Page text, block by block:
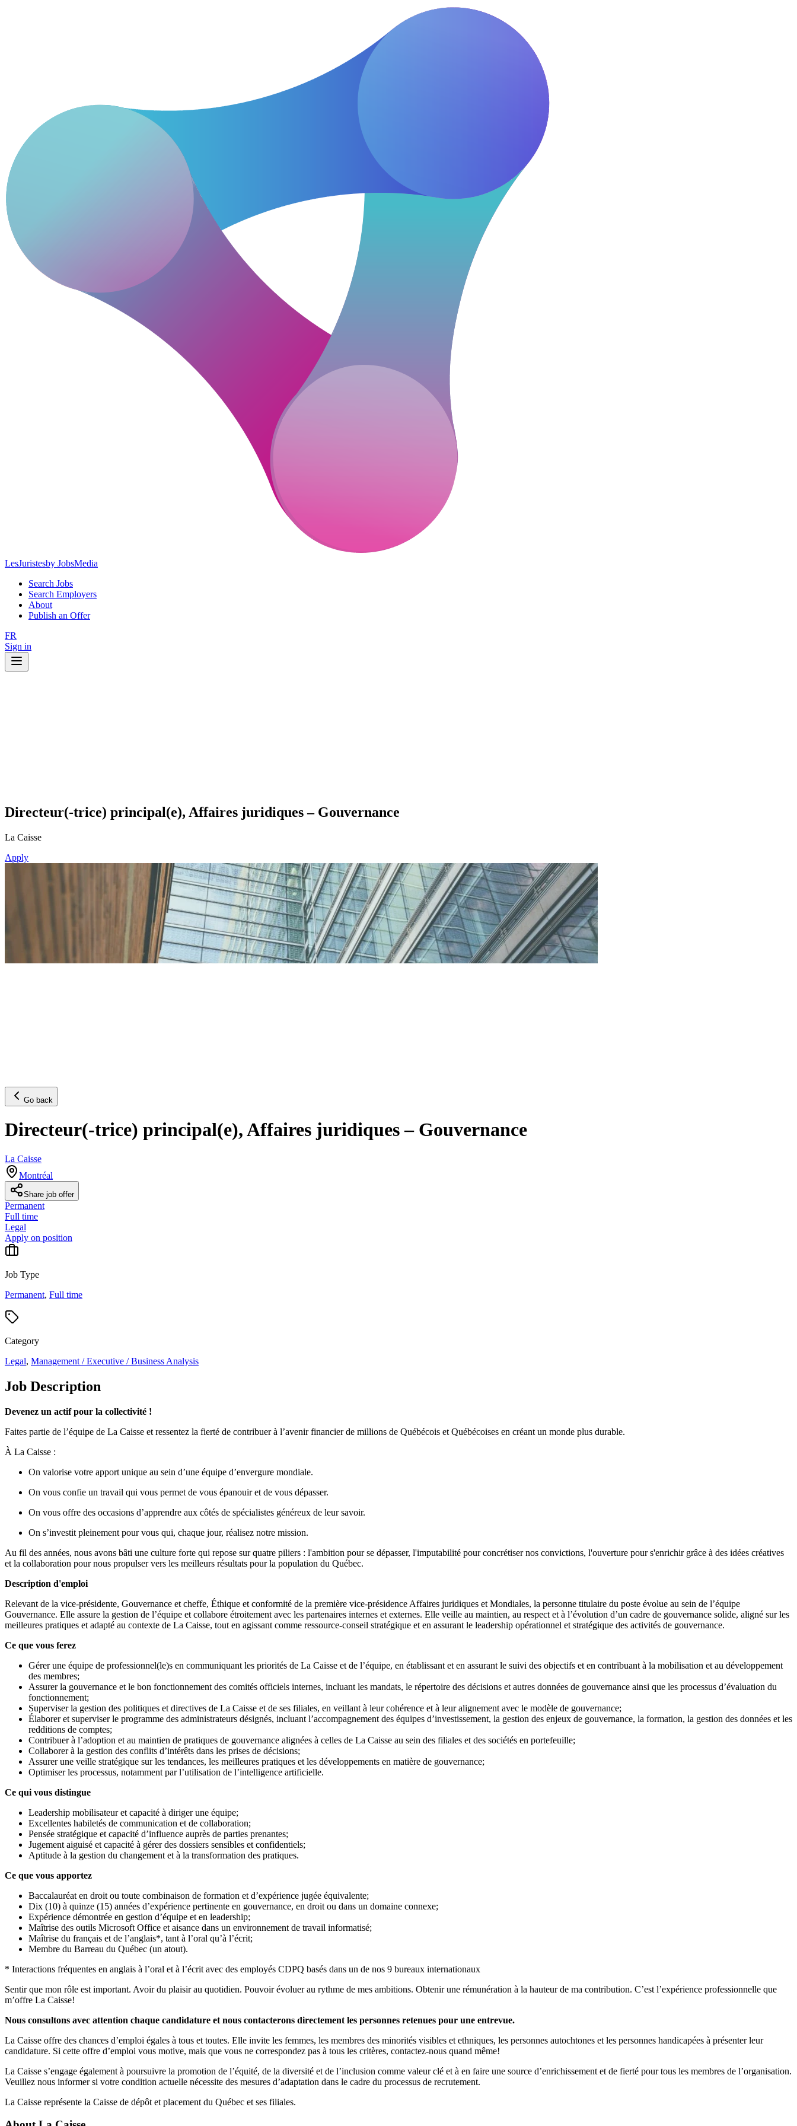
LesJuristesby JobsMedia
Search Jobs
Search Employers
About
Publish an Offer
FR
Sign in
Directeur(-trice) principal(e), Affaires juridiques – Gouvernance
La Caisse
Apply
Go back
Directeur(-trice) principal(e), Affaires juridiques – Gouvernance
La Caisse
Montréal
Share job offer
Permanent
Full time
Legal
Apply on position
Job Type
Permanent, Full time
Category
Legal, Management / Executive / Business Analysis
Job Description
Devenez un actif pour la collectivité !
Faites partie de l’équipe de La Caisse et ressentez la fierté de contribuer à l’avenir financier de millions de Québécois et Québécoises en créant un monde plus durable.
À La Caisse :
On valorise votre apport unique au sein d’une équipe d’envergure mondiale.
On vous confie un travail qui vous permet de vous épanouir et de vous dépasser.
On vous offre des occasions d’apprendre aux côtés de spécialistes généreux de leur savoir.
On s’investit pleinement pour vous qui, chaque jour, réalisez notre mission.
Au fil des années, nous avons bâti une culture forte qui repose sur quatre piliers : l'ambition pour se dépasser, l'imputabilité pour concrétiser nos convictions, l'ouverture pour s'enrichir grâce à des idées créatives
et la collaboration pour nous propulser vers les meilleurs résultats pour la population du Québec.
Description d'emploi
Relevant de la vice-présidente, Gouvernance et cheffe, Éthique et conformité de la première vice-présidence Affaires juridiques et Mondiales, la personne titulaire du poste évolue au sein de l’équipe
Gouvernance. Elle assure la gestion de l’équipe et collabore étroitement avec les partenaires internes et externes. Elle veille au maintien, au respect et à l’évolution d’un cadre de gouvernance solide, aligné sur les
meilleures pratiques et adapté au contexte de La Caisse, tout en agissant comme ressource-conseil stratégique et en assurant le leadership opérationnel et stratégique des activités de gouvernance.
Ce que vous ferez
Gérer une équipe de professionnel(le)s en communiquant les priorités de La Caisse et de l’équipe, en établissant et en assurant le suivi des objectifs et en contribuant à la mobilisation et au développement
des membres;
Assurer la gouvernance et le bon fonctionnement des comités officiels internes, incluant les mandats, le répertoire des décisions et autres données de gouvernance ainsi que les processus d’évaluation du
fonctionnement;
Superviser la gestion des politiques et directives de La Caisse et de ses filiales, en veillant à leur cohérence et à leur alignement avec le modèle de gouvernance;
Élaborer et superviser le programme des administrateurs désignés, incluant l’accompagnement des équipes d’investissement, la gestion des enjeux de gouvernance, la formation, la gestion des données et les
redditions de comptes;
Contribuer à l’adoption et au maintien de pratiques de gouvernance alignées à celles de La Caisse au sein des filiales et des sociétés en portefeuille;
Collaborer à la gestion des conflits d’intérêts dans les prises de décisions;
Assurer une veille stratégique sur les tendances, les meilleures pratiques et les développements en matière de gouvernance;
Optimiser les processus, notamment par l’utilisation de l’intelligence artificielle.
Ce qui vous distingue
Leadership mobilisateur et capacité à diriger une équipe;
Excellentes habiletés de communication et de collaboration;
Pensée stratégique et capacité d’influence auprès de parties prenantes;
Jugement aiguisé et capacité à gérer des dossiers sensibles et confidentiels;
Aptitude à la gestion du changement et à la transformation des pratiques.
Ce que vous apportez
Baccalauréat en droit ou toute combinaison de formation et d’expérience jugée équivalente;
Dix (10) à quinze (15) années d’expérience pertinente en gouvernance, en droit ou dans un domaine connexe;
Expérience démontrée en gestion d’équipe et en leadership;
Maîtrise des outils Microsoft Office et aisance dans un environnement de travail informatisé;
Maîtrise du français et de l’anglais*, tant à l’oral qu’à l’écrit;
Membre du Barreau du Québec (un atout).
* Interactions fréquentes en anglais à l’oral et à l’écrit avec des employés CDPQ basés dans un de nos 9 bureaux internationaux
Sentir que mon rôle est important. Avoir du plaisir au quotidien. Pouvoir évoluer au rythme de mes ambitions. Obtenir une rémunération à la hauteur de ma contribution. C’est l’expérience professionnelle que
m’offre La Caisse!
Nous consultons avec attention chaque candidature et nous contacterons directement les personnes retenues pour une entrevue.
La Caisse offre des chances d’emploi égales à tous et toutes. Elle invite les femmes, les membres des minorités visibles et ethniques, les personnes autochtones et les personnes handicapées à présenter leur
candidature. Si cette offre d’emploi vous motive, mais que vous ne correspondez pas à tous les critères, contactez-nous quand même!
La Caisse s’engage également à poursuivre la promotion de l’équité, de la diversité et de l’inclusion comme valeur clé et à en faire une source d’enrichissement et de fierté pour tous les membres de l’organisation.
Veuillez nous informer si votre condition actuelle nécessite des mesures d’adaptation dans le cadre du processus de recrutement.
La Caisse représente la Caisse de dépôt et placement du Québec et ses filiales.